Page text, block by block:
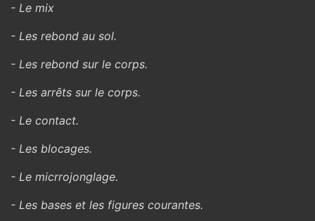
- Le mix
- Les rebond au sol.
- Les rebond sur le corps.
- Les arrêts sur le corps.
- Le contact.
- Les blocages.
- Le micrrojonglage.
- Les bases et les figures courantes.